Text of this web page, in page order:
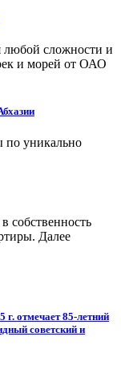
любой сложности и
и морей от ОАО
по уникально
собственность
Далее
85-летний
советский и